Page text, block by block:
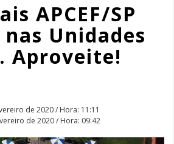
APCEF/SP
Unidades
Aproveite!
de 2020 / Hora: 11:11
de 2020 / Hora: 09:42